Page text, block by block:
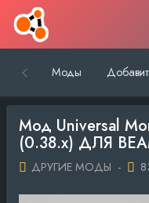
Моды
Мод Universal
(0.38.x) ДЛЯ
ДРУГИЕ МОДЫ -